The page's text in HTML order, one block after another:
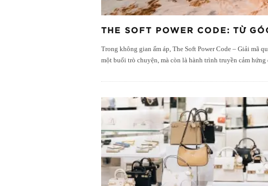
THE SOFT POWER CODE: TỪ
Trong không gian ấm áp, The Soft Power Code – Giải mã
một buổi trò chuyện, mà còn là hành trình truyền cảm hứng